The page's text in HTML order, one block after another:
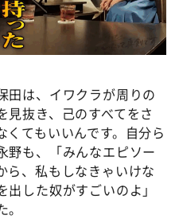
田は、イワクラが周りの
見抜き、己のすべてをさ
てもいいんです。自分ら
野も、「みんなエピソー
ら、私もしなきゃいけな
した奴がすごいのよ」